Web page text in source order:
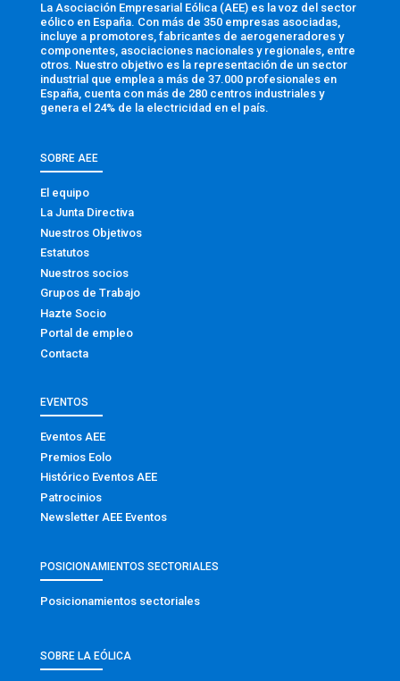
La Asociación Empresarial Eólica (AEE) es la voz del sector
eólico en España. Con más de 350 empresas asociadas,
incluye a promotores, fabricantes de aerogeneradores y
componentes, asociaciones nacionales y regionales, entre
otros. Nuestro objetivo es la representación de un sector
industrial que emplea a más de 37.000 profesionales en
España, cuenta con más de 280 centros industriales y
genera el 24% de la electricidad en el país.
SOBRE AEE
El equipo
La Junta Directiva
Nuestros Objetivos
Estatutos
Nuestros socios
Grupos de Trabajo
Hazte Socio
Portal de empleo
Contacta
EVENTOS
Eventos AEE
Premios Eolo
Histórico Eventos AEE
Patrocinios
Newsletter AEE Eventos
POSICIONAMIENTOS SECTORIALES
Posicionamientos sectoriales
SOBRE LA EÓLICA